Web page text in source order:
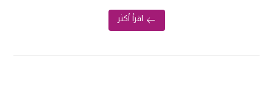
اقرأ أكثر